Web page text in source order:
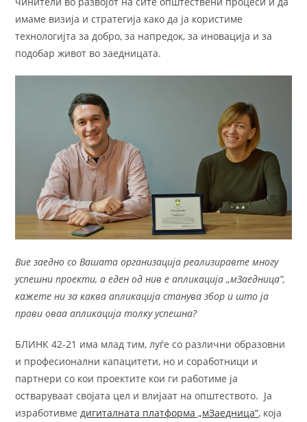
имаме визија и стратегија како да ја користиме
технологијта за добро, за напредок, за иновација и за
подобар живот во заедницата.
Вие заедно со Вашата организација реализиравте многу
успешни проекти, а еден од нив е апликација ,,мЗаедница”,
кажете ни за каква апликација станува збор и што ја
прави оваа апликација толку успешна?
БЛИНК 42-21 има млад тим, луѓе со различни образовни
и професионални капацитети, но и соработници и
партнери со кои проектите кои ги работиме ја
остваруваат својата цел и влијаат на општеството. Ја
изработивме дигиталната платформа „мЗаедница“, која